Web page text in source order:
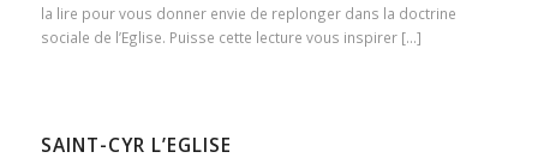
la lire pour vous donner envie de replonger dans la doctrine
sociale de l’Eglise. Puisse cette lecture vous inspirer […]
SAINT-CYR L’EGLISE